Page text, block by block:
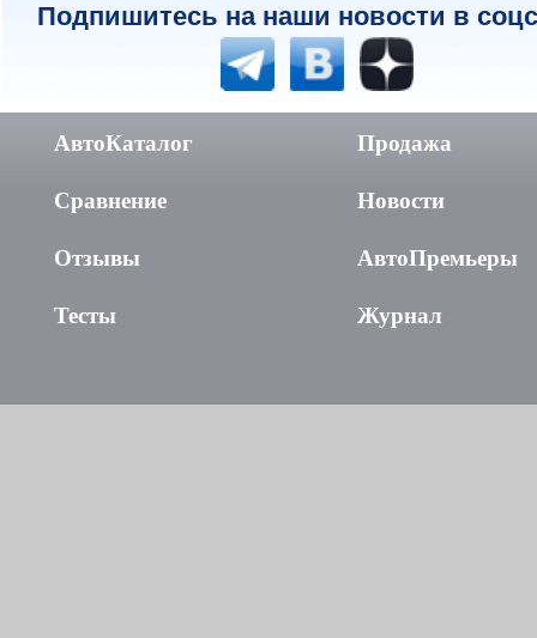
Подпишитесь на наши новости в
АвтоКаталог
Сравнение
Отзывы
Тесты
Продажа
Новости
АвтоПремьеры
Журнал